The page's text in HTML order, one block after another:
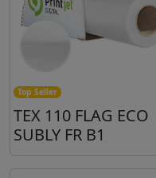
Top Seller
TEX 110 FLAG ECO
SUBLY FR B1